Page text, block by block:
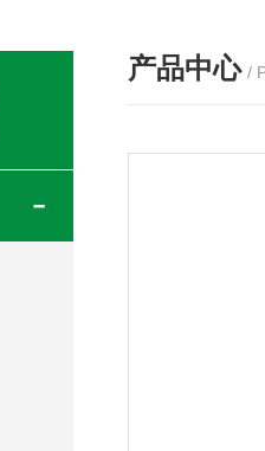
产品中心 /